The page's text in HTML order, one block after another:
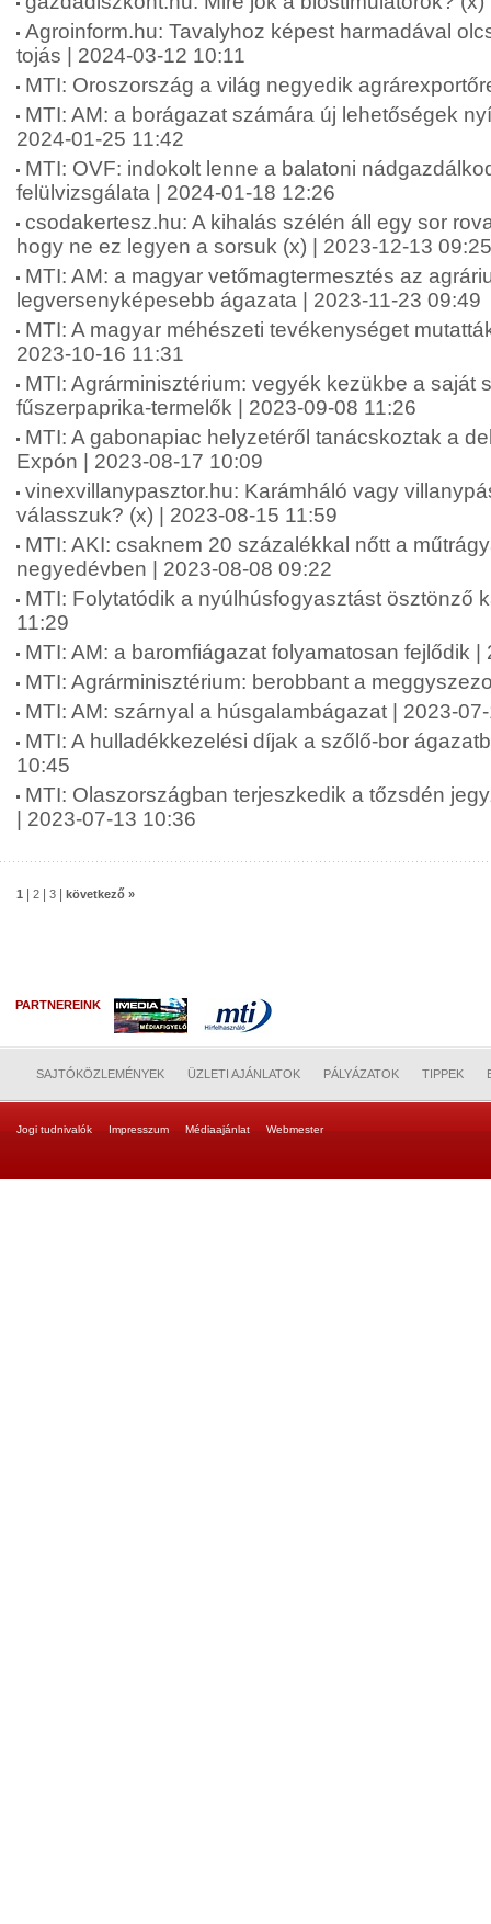
Agroinform.hu: Tavalyhoz képest harmadával
tojás | 2024-03-12 10:11
MTI: Oroszország a világ negyedik
MTI: AM: a borágazat számára új lehetőségek
2024-01-25 11:42
MTI: OVF: indokolt lenne a balatoni
felülvizsgálata | 2024-01-18 12:26
csodakertesz.hu: A kihalás szélén áll egy sor
hogy ne ez legyen a sorsuk (x) | 2023-12-13 09:25
MTI: AM: a magyar vetőmagtermesztés az
legversenyképesebb ágazata | 2023-11-23 09:49
MTI: A magyar méhészeti tevékenységet
2023-10-16 11:31
MTI: Agrárminisztérium: vegyék kezükbe a saját
fűszerpaprika-termelők | 2023-09-08 11:26
MTI: A gabonapiac helyzetéről tanácskoztak a
Expón | 2023-08-17 10:09
vinexvillanypasztor.hu: Karámháló vagy
válasszuk? (x) | 2023-08-15 11:59
MTI: AKI: csaknem 20 százalékkal nőtt a
negyedévben | 2023-08-08 09:22
MTI: Folytatódik a nyúlhúsfogyasztást ösztönző
11:29
MTI: AM: a baromfiágazat folyamatosan fejlődik |
MTI: Agrárminisztérium: berobbant a
MTI: AM: szárnyal a húsgalambágazat | 2023-
MTI: A hulladékkezelési díjak a szőlő-bor
10:45
MTI: Olaszországban terjeszkedik a tőzsdén
| 2023-07-13 10:36
1 2 3 következő »
PARTNEREINK
SAJTÓKÖZLEMÉNYEK ÜZLETI AJÁNLATOK PÁLYÁZATOK TIPPEK
Jogi tudnivalók Impresszum Médiaajánlat Webmester